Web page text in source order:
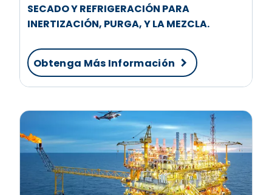
SECADO Y REFRIGERACIÓN PARA
INERTIZACIÓN, PURGA, Y LA MEZCLA.
Obtenga Más Información